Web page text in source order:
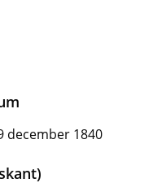
december 1840